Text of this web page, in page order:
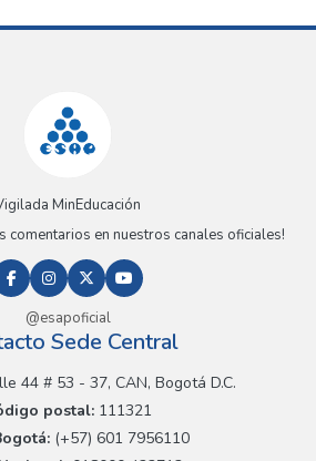
MinEducación
comentarios en nuestros canales oficiales!
@esapoficial
Sede Central
44 # 53 - 37, CAN, Bogotá D.C.
postal: 111321
(+57) 601 7956110